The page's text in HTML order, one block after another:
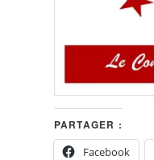
PARTAGER :
Facebook